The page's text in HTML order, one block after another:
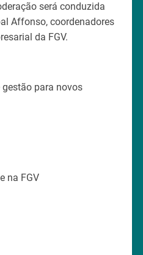
será conduzida
Affonso, coordenadores
da FGV.
para novos
na FGV